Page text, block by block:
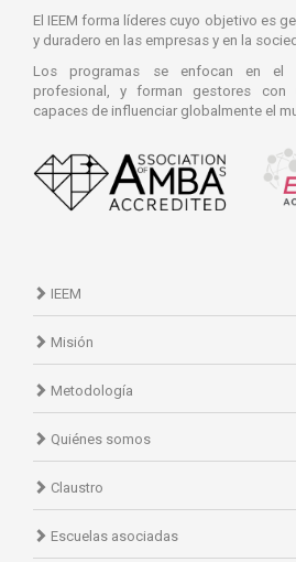
El IEEM forma líderes cuyo objetivo es
y duradero en las empresas y en la
Los programas se enfocan en el
profesional, y forman gestores con
capaces de influenciar globalmente el
IEEM
Misión
Metodología
Quiénes somos
Claustro
Escuelas asociadas